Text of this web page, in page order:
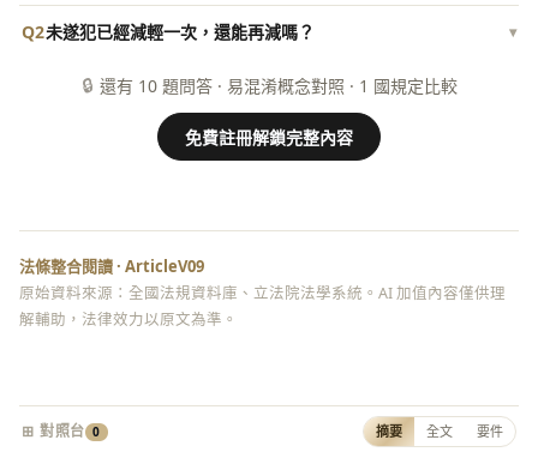
Q2未遂犯已經減輕一次，還能再減嗎？ ▾
🔒 還有 10 題問答 · 易混淆概念對照 · 1 國規定比較
免費註冊解鎖完整內容
法條整合閱讀 · ArticleV09
原始資料來源：全國法規資料庫、立法院法學系統。AI 加值內容僅供理
解輔助，法律效力以原文為準。
⊞ 對照台 0 摘要 全文 要件